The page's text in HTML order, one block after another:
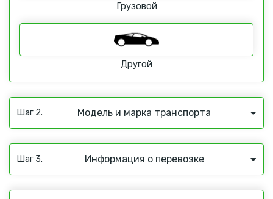
Грузовой
Другой
Шаг 2. Модель и марка транспорта
Шаг 3. Информация о перевозке